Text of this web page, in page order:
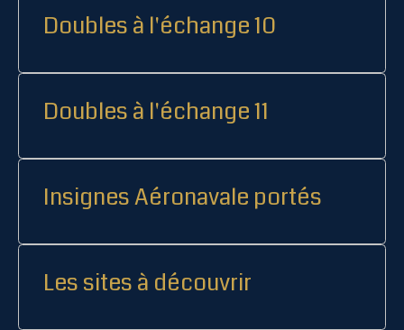
Doubles à l'échange 10
Doubles à l'échange 11
Insignes Aéronavale portés
Les sites à découvrir